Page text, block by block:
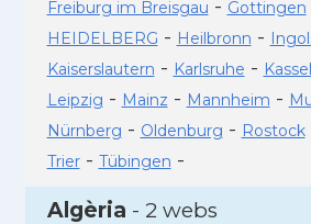
Freiburg im Breisgau - Gottingen
HEIDELBERG - Heilbronn -
Kaiserslautern - Karlsruhe - Kassel
Leipzig - Mainz - Mannheim -
Nürnberg - Oldenburg - Rostock
Trier- Tübingen -
Algèria - 2 webs